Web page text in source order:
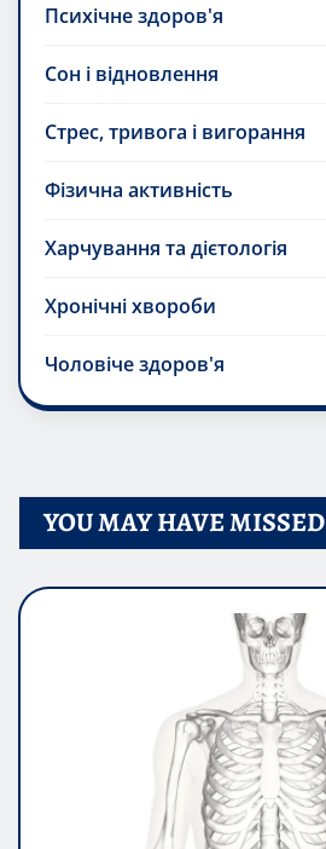
Психічне здоров'я
Сон і відновлення
Стрес, тривога і вигорання
Фізична активність
Харчування та дієтологія
Хронічні хвороби
Чоловіче здоров'я
YOU MAY HAVE MISSED